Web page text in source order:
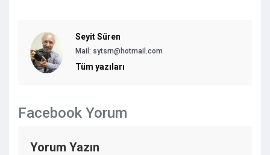
Seyit Süren
Mail: sytsrn@hotmail.com
Tüm yazıları
Facebook Yorum
Yorum Yazın